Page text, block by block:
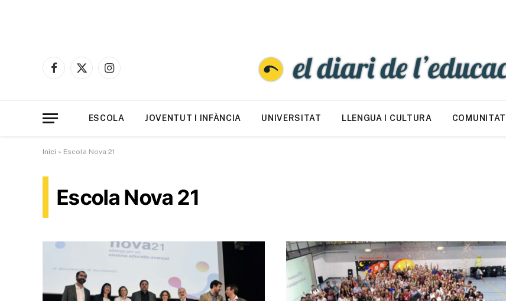
Facebook
X
Instagram
ESCOLA JOVENTUT I INFÀNCIA UNIVERSITAT LLENGUA I CULTURA COMUNITAT
Inici » Escola Nova 21
Escola Nova 21